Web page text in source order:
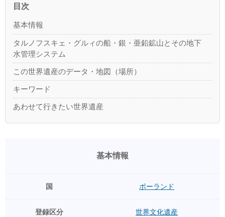
目次
基本情報
タルノフスキェ・グルィの船・銀・亜鉛鉱山とその地下
水管理システム
この世界遺産のデータ・地図（場所）
キーワード
あわせて行きたい世界遺産
基本情報
国 ポーランド
登録区分 世界文化遺産